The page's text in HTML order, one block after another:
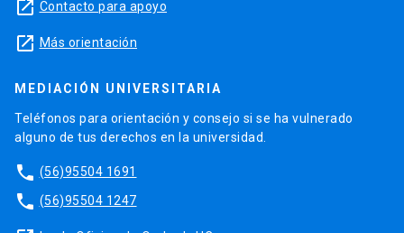
launch Contacto para apoyo
launch Más orientación
MEDIACIÓN UNIVERSITARIA
Teléfonos para orientación y consejo si se ha vulnerado
alguno de tus derechos en la universidad.
phone (56)95504 1691
phone (56)95504 1247